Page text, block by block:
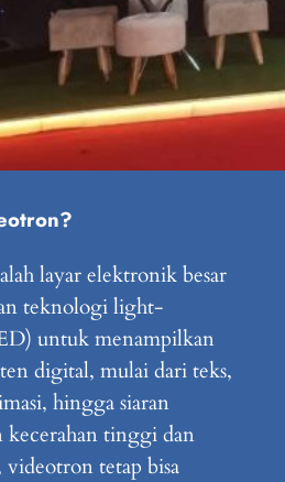
layar elektronik besar
teknologi light-
untuk menampilkan
digital, mulai dari teks,
hingga siaran
tinggi dan
tetap bisa